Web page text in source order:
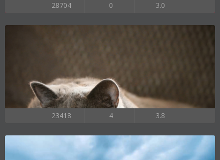
28704 0 3.0
23418 4 3.8